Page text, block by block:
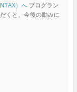
ブログラン
くと、今後の励みに